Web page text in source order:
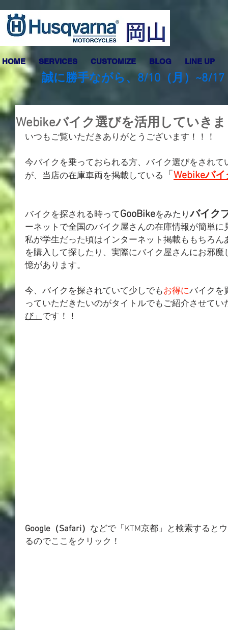
HOME SERVICES CUSTOMIZE BLOG LINE UP
誠に勝手ながら、8/10（月）~8/
Webikeバイク選びを活用していき
いつもご覧いただきありがとうございます！！！
今バイクを乗っておられる方、バイク選びをされ
が、当店の在庫車両を掲載している
「 Webikeバ
バイクを探される時ってGooBikeをみたりバイク
ーネットで全国のバイク屋さんの在庫情報が簡単
私が学生だった頃はインターネット掲載ももちろん
を購入して探したり、実際にバイク屋さんにお邪
憶があります。
今、バイクを探されていて少しでもお得にバイクを
っていただきたいのがタイトルでもご紹介させてい
び」です！！
Google（Safari） などで「KTM京都」と検索すると
るのでここをクリック！